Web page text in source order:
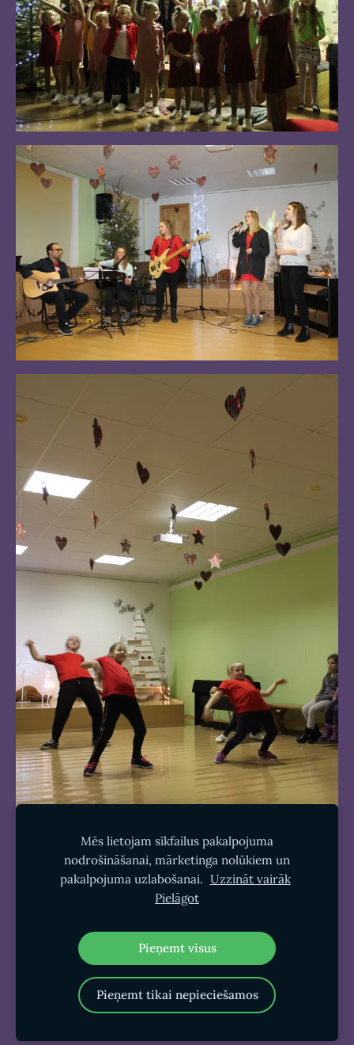
Sīkdatnes
Mēs lietojam sīkfailus pakalpojuma
nodrošināšanai, mārketinga nolūkiem un
pakalpojuma uzlabošanai. Uzzināt vairāk
Pielāgot
Pieņemt visus
Pieņemt tikai nepieciešamos